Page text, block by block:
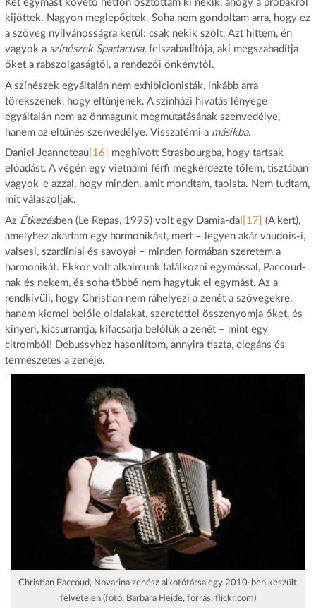
Két egymást követő hétfőn osztottam ki nekik, ahogy a próbákról
kijöttek. Nagyon meglepődtek. Soha nem gondoltam arra, hogy ez
a szöveg nyilvánosságra kerül: csak nekik szólt. Azt hittem, én
vagyok a színészek Spartacusa,felszabadítója, aki megszabadítja
őket a rabszolgaságtól, a rendezői önkénytől.
A színészek egyáltalán nem exhibicionisták, inkább arra
törekszenek, hogy eltűnjenek. A színházi hivatás lényege
egyáltalán nem az önmagunk megmutatásának szenvedélye,
hanem az eltűnés szenvedélye. Visszatérni a másikba.
Daniel Jeanneteau[16]
meghívott Strasbourgba, hogy tartsak
előadást. A végén egy vietnámi férfi megkérdezte tőlem, tisztában
vagyok-e azzal, hogy minden, amit mondtam, taoista. Nem tudtam,
mit válaszoljak.
Az Étkezésben (Le Repas, 1995) volt egy Damia-dal [17]
(A kert),
amelyhez akartam egy harmonikást, mert – legyen akár vaudois-i,
valsesi, szardíniai és savoyai – minden formában szeretem a
harmonikát. Ekkor volt alkalmunk találkozni egymással, Paccoud-
nak és nekem, és soha többé nem hagytuk el egymást. Az a
rendkívüli, hogy Christian nem ráhelyezi a zenét a szövegekre,
hanem kiemel belőle oldalakat, szeretettel összenyomja őket, és
kinyeri, kicsurrantja, kifacsarja belőlük a zenét – mint egy
citromból! Debussyhez hasonlítom, annyira tiszta, elegáns és
természetes a zenéje.
Christian Paccoud, Novarina zenész alkotótársa egy 2010-ben készült
felvételen (fotó: Barbara Heide, forrás: flickr.com)